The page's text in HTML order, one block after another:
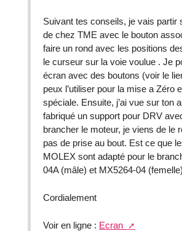
Suivant tes conseils, je vais partir
de chez TME avec le bouton
faire un rond avec les positions
le curseur sur la voie voulue . Je
écran avec des boutons (voir le
peux l’utiliser pour la mise a Zéro
spéciale. Ensuite, j’ai vue sur ton
fabriqué un support pour DRV
brancher le moteur, je viens de le
pas de prise au bout. Est ce que
MOLEX sont adapté pour le
04A (mâle) et MX5264-04
Cordialement
Voir en ligne : Ecran